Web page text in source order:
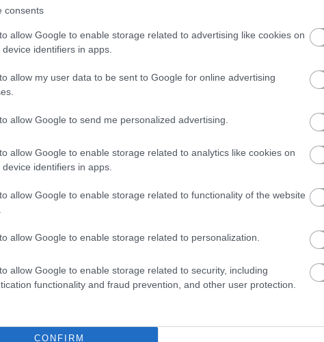
consents
allow Google to enable storage related to advertising like cookies on
identifiers in apps.
allow my user data to be sent to Google for online advertising
allow Google to send me personalized advertising.
allow Google to enable storage related to analytics like cookies on
identifiers in apps.
allow Google to enable storage related to functionality of the website
allow Google to enable storage related to personalization.
allow Google to enable storage related to security, including
functionality and fraud prevention, and other user protection.
CONFIRM